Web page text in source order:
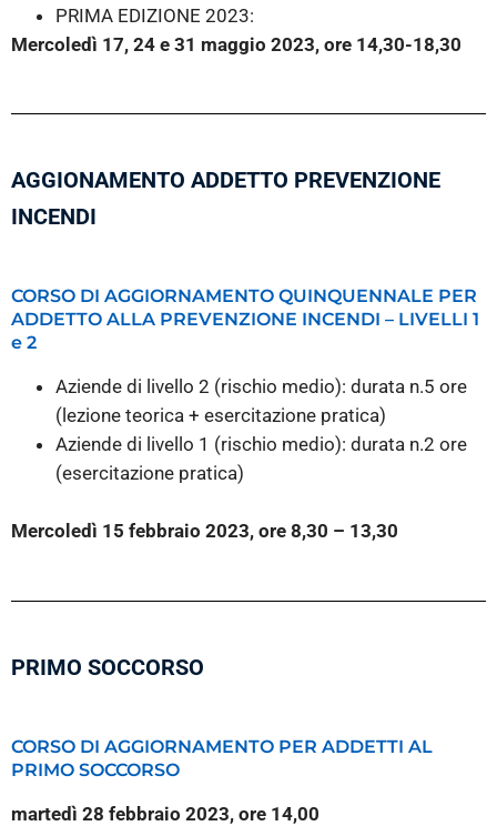
PRIMA EDIZIONE 2023:
Mercoledì 17, 24 e 31 maggio 2023, ore 14,30-18,30
AGGIONAMENTO ADDETTO PREVENZIONE
INCENDI
CORSO DI AGGIORNAMENTO QUINQUENNALE PER
ADDETTO ALLA PREVENZIONE INCENDI – LIVELLI 1
e 2
Aziende di livello 2 (rischio medio): durata n.5 ore
(lezione teorica + esercitazione pratica)
Aziende di livello 1 (rischio medio): durata n.2 ore
(esercitazione pratica)
Mercoledì 15 febbraio 2023, ore 8,30 – 13,30
PRIMO SOCCORSO
CORSO DI AGGIORNAMENTO PER ADDETTI AL
PRIMO SOCCORSO
martedì 28 febbraio 2023, ore 14,00